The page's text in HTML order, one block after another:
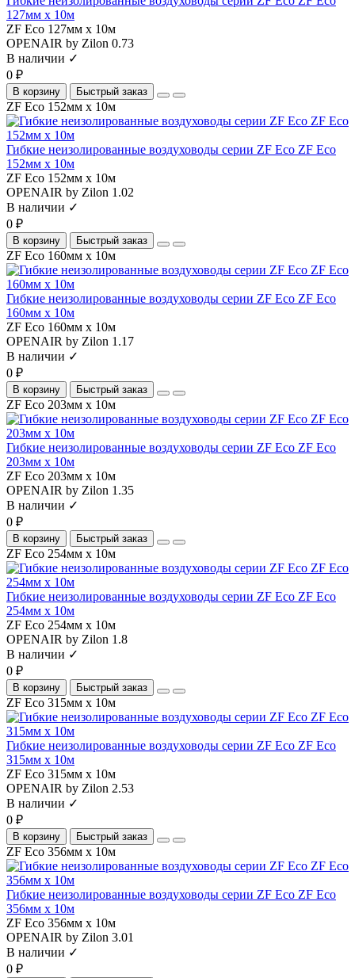
127мм х 10м
ZF Eco 127мм х 10м
OPENAIR by Zilon 0.73
В наличии ✓
0 ₽
В корзину Быстрый заказ
ZF Eco 152мм х 10м
Гибкие неизолированные воздуховоды серии ZF Eco ZF Eco
152мм х 10м
ZF Eco 152мм х 10м
OPENAIR by Zilon 1.02
В наличии ✓
0 ₽
В корзину Быстрый заказ
ZF Eco 160мм х 10м
Гибкие неизолированные воздуховоды серии ZF Eco ZF Eco
160мм х 10м
ZF Eco 160мм х 10м
OPENAIR by Zilon 1.17
В наличии ✓
0 ₽
В корзину Быстрый заказ
ZF Eco 203мм х 10м
Гибкие неизолированные воздуховоды серии ZF Eco ZF Eco
203мм х 10м
ZF Eco 203мм х 10м
OPENAIR by Zilon 1.35
В наличии ✓
0 ₽
В корзину Быстрый заказ
ZF Eco 254мм х 10м
Гибкие неизолированные воздуховоды серии ZF Eco ZF Eco
254мм х 10м
ZF Eco 254мм х 10м
OPENAIR by Zilon 1.8
В наличии ✓
0 ₽
В корзину Быстрый заказ
ZF Eco 315мм х 10м
Гибкие неизолированные воздуховоды серии ZF Eco ZF Eco
315мм х 10м
ZF Eco 315мм х 10м
OPENAIR by Zilon 2.53
В наличии ✓
0 ₽
В корзину Быстрый заказ
ZF Eco 356мм х 10м
Гибкие неизолированные воздуховоды серии ZF Eco ZF Eco
356мм х 10м
ZF Eco 356мм х 10м
OPENAIR by Zilon 3.01
В наличии ✓
0 ₽